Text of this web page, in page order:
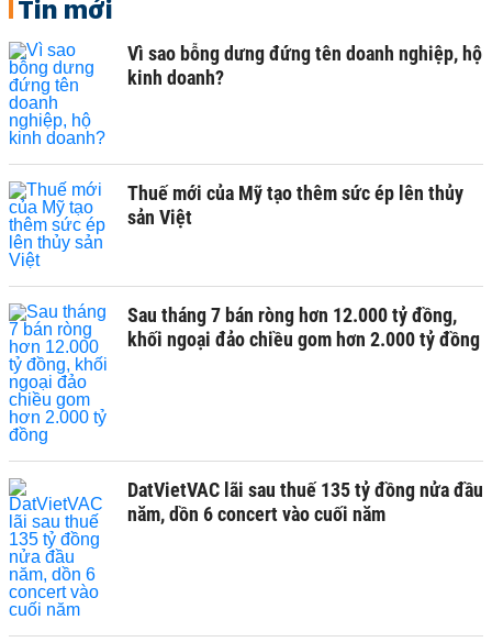
Tin mới
Vì sao bỗng dưng đứng tên doanh nghiệp, hộ
kinh doanh?
Thuế mới của Mỹ tạo thêm sức ép lên thủy
sản Việt
Sau tháng 7 bán ròng hơn 12.000 tỷ đồng,
khối ngoại đảo chiều gom hơn 2.000 tỷ đồng
DatVietVAC lãi sau thuế 135 tỷ đồng nửa đầu
năm, dồn 6 concert vào cuối năm